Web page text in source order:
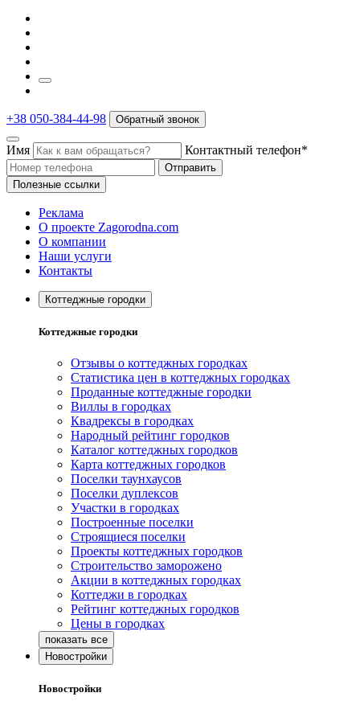
+38 050-384-44-98 Обратный звонок
Имя Контактный телефон*
Отправить
Полезные ссылки
Реклама
О проекте Zagorodna.com
О компании
Наши услуги
Контакты
Коттеджные городки
Коттеджные городки
Отзывы о коттеджных городках
Статистика цен в коттеджных городках
Проданные коттеджные городки
Виллы в городках
Квадрексы в городках
Народный рейтинг городков
Каталог коттеджных городков
Карта коттеджных городков
Поселки таунхаусов
Поселки дуплексов
Участки в городках
Построенные поселки
Строящиеся поселки
Проекты коттеджных городков
Строительство заморожено
Акции в коттеджных городках
Коттеджи в городках
Рейтинг коттеджных городков
Цены в городках
Новостройки
Новостройки